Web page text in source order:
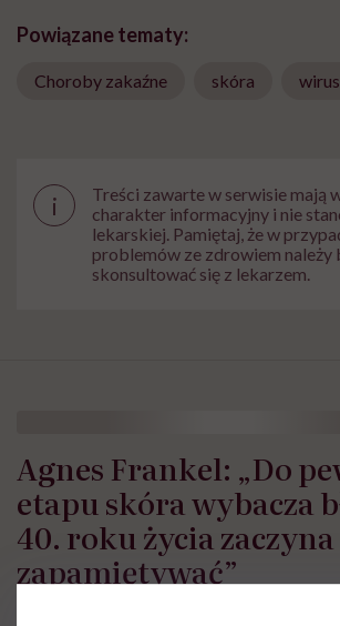
Powiązane tematy:
Choroby zakaźne skóra wirus
i
Treści zawarte w serwisie mają
charakter informacyjny i nie
lekarskiej. Pamiętaj, że w
problemów ze zdrowiem należy
skonsultować się z lekarzem.
Agnes Frankel: „Do
etapu skóra wybacza
40. roku życia zaczyna
zapamiętywać”